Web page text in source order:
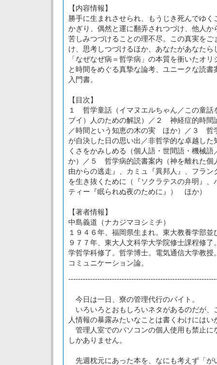
【内容情報】
勝手に生まれさせられ、もうじき死んでゆ
かぎり、偶然と運に翻弄されつづけ、他人か
苦しみつづけることの理不尽。この真実をご
け、思考しつづけるほか、あなたがあなたら
「なぜなぜ病＝哲学病」の本質を衝いたオ
と時間をめぐる真摯な論考、ユニークな読
入門書。
【目次】
１ 哲学童話（イマヌエルちゃん／この童話
ブイ）人のための解説）／２ 神経症的時間
／時間という知恵の木の実 ほか）／３ 哲
が自決した日の思い出／非哲学的な卓越し
くさをかみしめる（個人語・世間語・機械
か）／５ 哲学病的読書案内（神を離れた個
由からの逃走』、カミュ『異邦人』、フラ
を生き抜くために（『ソクラテスの弁明』
ティー『眠られぬ夜のために』） ほか）
【著者情報】
中島義道（ナカジマヨシミチ）
１９４６年、福岡県生まれ。東大教養学部
９７７年、東大人文科学大学院修士課程修
学哲学科修了。哲学博士。電気通信大学教授
コミュニケーション論。
今日は一日、寮の管理代行のバイト。
いろいろとおもしろいネタがあるのだが、
人情報の暴露みたいなことは書くわけにはい
管理人室でのパソコンの個人使用も禁止に
しかありません。
先週枕元にあった本を、なにも考えず「が